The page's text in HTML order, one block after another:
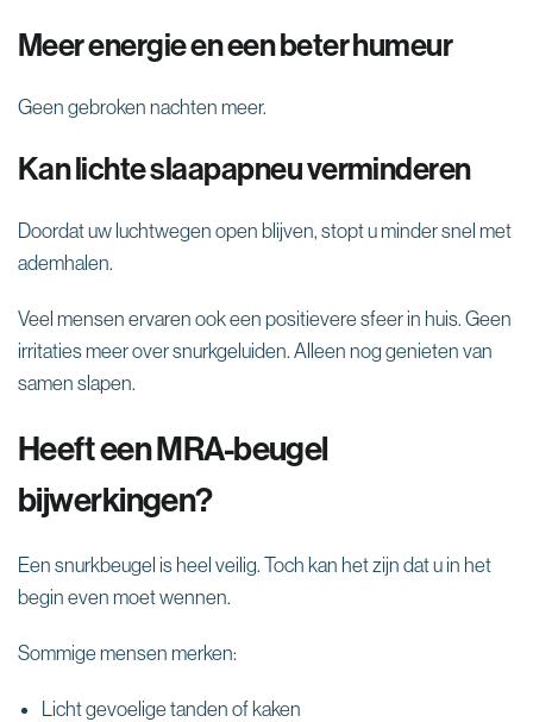
Meer energie en een beter humeur
Geen gebroken nachten meer.
Kan lichte slaapapneu verminderen
Doordat uw luchtwegen open blijven, stopt u minder snel met
ademhalen.
Veel mensen ervaren ook een positievere sfeer in huis. Geen
irritaties meer over snurkgeluiden. Alleen nog genieten van
samen slapen.
Heeft een MRA-beugel
bijwerkingen?
Een snurkbeugel is heel veilig. Toch kan het zijn dat u in het
begin even moet wennen.
Sommige mensen merken:
Licht gevoelige tanden of kaken